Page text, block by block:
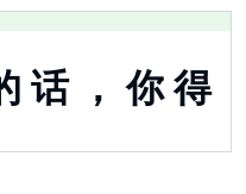
话 ， 你 得